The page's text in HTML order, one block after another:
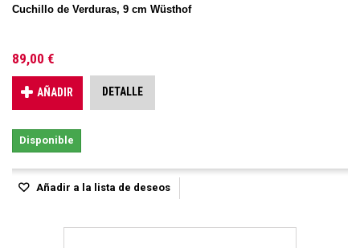
Cuchillo de Verduras, 9 cm Wüsthof
89,00 €
AÑADIR DETALLE
Disponible
Añadir a la lista de deseos